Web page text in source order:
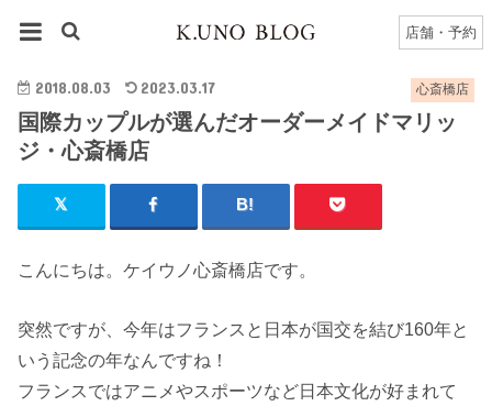
店舗・予約
国際カップルが選んだオーダーメイドマリッジ・心斎橋店
心斎橋店
2018.08.03 2023.03.17
国際カップルが選んだオーダーメイドマリッ
ジ・心斎橋店
こんにちは。ケイウノ心斎橋店です。
突然ですが、今年はフランスと日本が国交を結び160年と
いう記念の年なんですね！
フランスではアニメやスポーツなど日本文化が好まれて